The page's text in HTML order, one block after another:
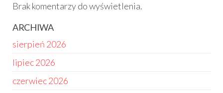
Brak komentarzy do wyświetlenia.
ARCHIWA
sierpień 2026
lipiec 2026
czerwiec 2026